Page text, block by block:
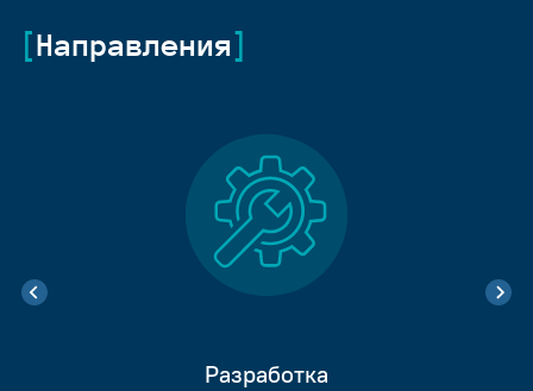
Направления
Разработка